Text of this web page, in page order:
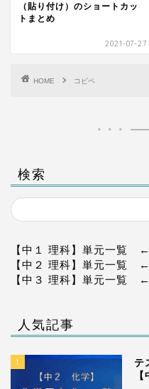
（貼り付け）のショートカッ
トまとめ
2021-07-27
HOME コピペ
検索
【中１ 理科】単元一覧 ←
【中２ 理科】単元一覧 ←
【中３ 理科】単元一覧 ←
人気記事
1
テ